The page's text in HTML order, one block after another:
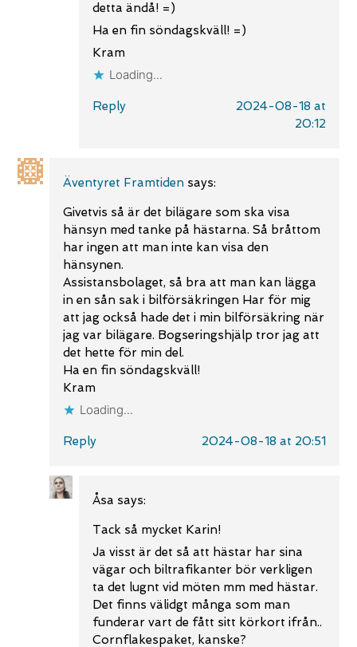
detta ändå! =)
Ha en fin söndagskväll! =)
Kram
Loading...
Reply
2024-08-18 at
20:12
Äventyret Framtiden says:
Givetvis så är det bilägare som ska visa
hänsyn med tanke på hästarna. Så bråttom
har ingen att man inte kan visa den
hänsynen.
Assistansbolaget, så bra att man kan lägga
in en sån sak i bilförsäkringen Har för mig
att jag också hade det i min bilförsäkring när
jag var bilägare. Bogseringshjälp tror jag att
det hette för min del.
Ha en fin söndagskväll!
Kram
Loading...
Reply 2024-08-18 at 20:51
Åsa says:
Tack så mycket Karin!
Ja visst är det så att hästar har sina
vägar och biltrafikanter bör verkligen
ta det lugnt vid möten mm med hästar.
Det finns välidgt många som man
funderar vart de fått sitt körkort ifrån..
Cornflakespaket, kanske?